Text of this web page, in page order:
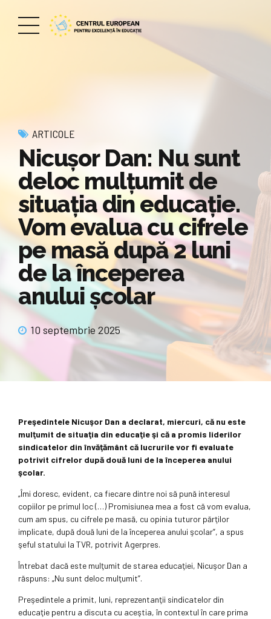
ARTICOLE
Nicuşor Dan: Nu sunt
deloc mulţumit de
situaţia din educaţie.
Vom evalua cu cifrele
pe masă după 2 luni
de la începerea
anului şcolar
10 septembrie 2025
Preşedintele Nicuşor Dan a declarat, miercuri, că nu este
mulţumit de situaţia din educaţie şi că a promis liderilor
sindicatelor din învăţământ că lucrurile vor fi evaluate
potrivit cifrelor după două luni de la începerea anului
şcolar.
„Îmi doresc, evident, ca fiecare dintre noi să pună interesul
copiilor pe primul loc (…) Promisiunea mea a fost că vom evalua,
cum am spus, cu cifrele pe masă, cu opinia tuturor părţilor
implicate, după două luni de la începerea anului şcolar”, a spus
şeful statului la TVR, potrivit Agerpres.
Întrebat dacă este mulţumit de starea educaţiei, Nicuşor Dan a
răspuns: „Nu sunt deloc mulţumit”.
Preşedintele a primit, luni, reprezentanţii sindicatelor din
educaţie pentru a discuta cu aceştia, în contextul în care prima